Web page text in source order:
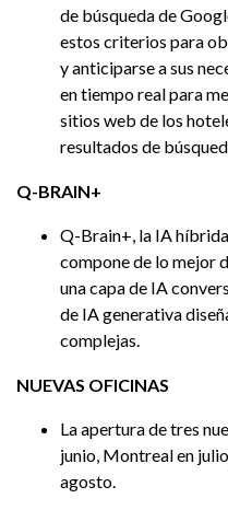
de búsqueda de
estos criterios para
y anticiparse a sus
en tiempo real para
sitios web de los
resultados de
Q-BRAIN+
Q-Brain+, la IA
compone de lo mejor
una capa de IA
de IA generativa
complejas.
NUEVAS OFICINAS
La apertura de tres
junio, Montreal en
agosto.